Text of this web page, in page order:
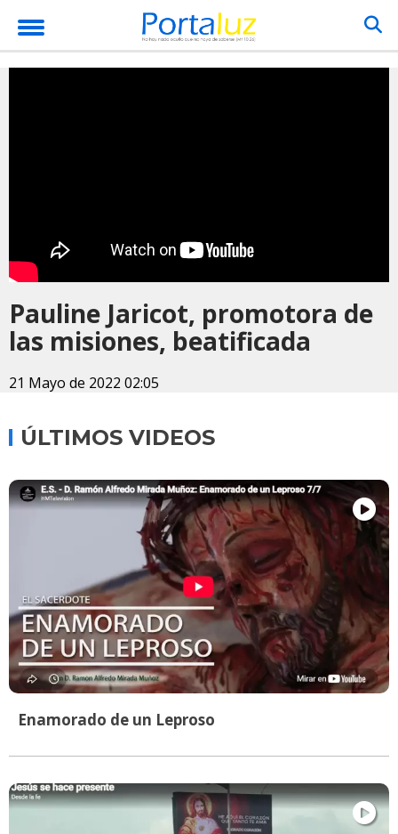
Pauline Jaricot, promotora de
las misiones, beatificada
21 Mayo de 2022 02:05
ÚLTIMOS VIDEOS
Enamorado de un Leproso